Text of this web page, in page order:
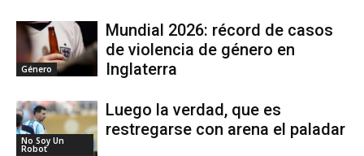
Género
Mundial 2026: récord de casos
de violencia de género en
Inglaterra
No Soy Un
Robot
Luego la verdad, que es
restregarse con arena el paladar